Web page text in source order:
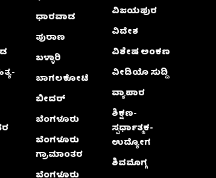
ಧಾರವಾಡ
ಪುರಾಣ
ಬಳ್ಳಾರಿ
ಬಾಗಲಕೋಟೆ
ಬೀದರ್
ಬೆಂಗಳೂರು
ಬೆಂಗಳೂರು
ಗ್ರಾಮಾಂತರ
ವಿಜಯಪುರ
ವಿದೇಶ
ವಿಶೇಷ ಅಂಕಣ
ವೀಡಿಯೊ ಸುದ್ದಿ
ವ್ಯಾಪಾರ
ಶಿಕ್ಷಣ-
ಸ್ಪರ್ಧಾತ್ಮಕ-
ಉದ್ಯೋಗ
ಶಿವಮೊಗ್ಗ